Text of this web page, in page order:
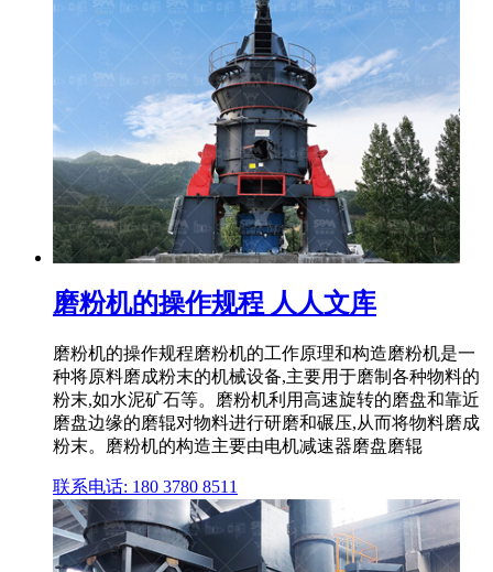
磨粉机的操作规程 人人文库
磨粉机的操作规程磨粉机的工作原理和构造磨粉机是一
种将原料磨成粉末的机械设备,主要用于磨制各种物料的
粉末,如水泥矿石等。磨粉机利用高速旋转的磨盘和靠近
磨盘边缘的磨辊对物料进行研磨和碾压,从而将物料磨成
粉末。磨粉机的构造主要由电机减速器磨盘磨辊
联系电话: 180 3780 8511